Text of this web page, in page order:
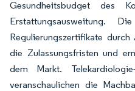
Gesundheitsbudget des
Erstattungsausweitung.
Regulierungszertifikate
die Zulassungsfristen und
dem Markt.
veranschaulichen die